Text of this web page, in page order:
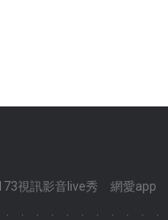
視訊影音live秀 網愛app